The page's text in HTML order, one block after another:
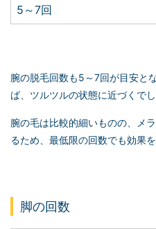
5～7回
腕の脱毛回数も5～7回が目安と
ば、ツルツルの状態に近づくでし
腕の毛は比較的細いものの、メ
るため、最低限の回数でも効果
脚の回数